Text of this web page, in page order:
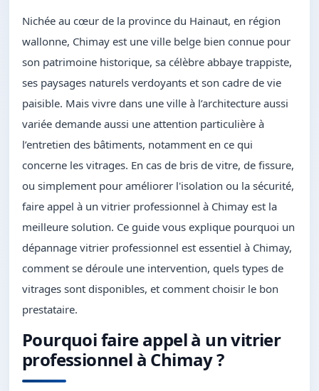
Nichée au cœur de la province du Hainaut, en région
wallonne, Chimay est une ville belge bien connue pour
son patrimoine historique, sa célèbre abbaye trappiste,
ses paysages naturels verdoyants et son cadre de vie
paisible. Mais vivre dans une ville à l’architecture aussi
variée demande aussi une attention particulière à
l’entretien des bâtiments, notamment en ce qui
concerne les vitrages. En cas de bris de vitre, de fissure,
ou simplement pour améliorer l'isolation ou la sécurité,
faire appel à un vitrier professionnel à Chimay est la
meilleure solution. Ce guide vous explique pourquoi un
dépannage vitrier professionnel est essentiel à Chimay,
comment se déroule une intervention, quels types de
vitrages sont disponibles, et comment choisir le bon
prestataire.
Pourquoi faire appel à un vitrier
professionnel à Chimay ?